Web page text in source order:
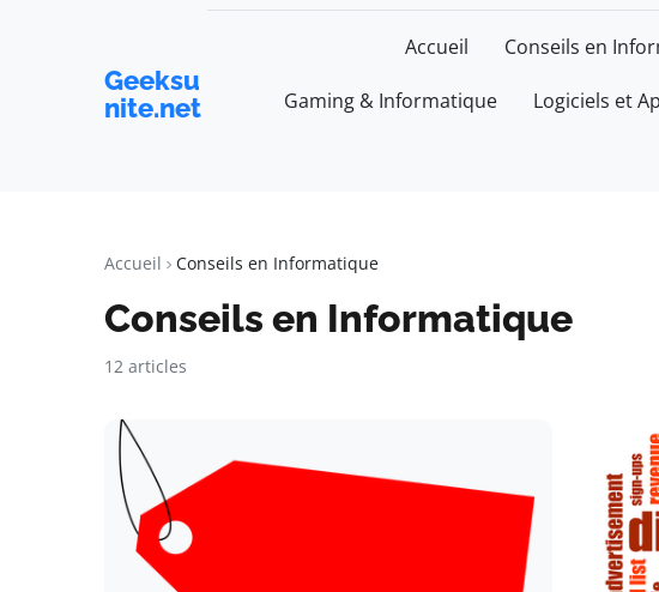
Geeksu
nite.net
Accueil Conseils en
Gaming & Informatique Logiciels et
Accueil Conseils en Informatique
Conseils en Informatique
12 articles